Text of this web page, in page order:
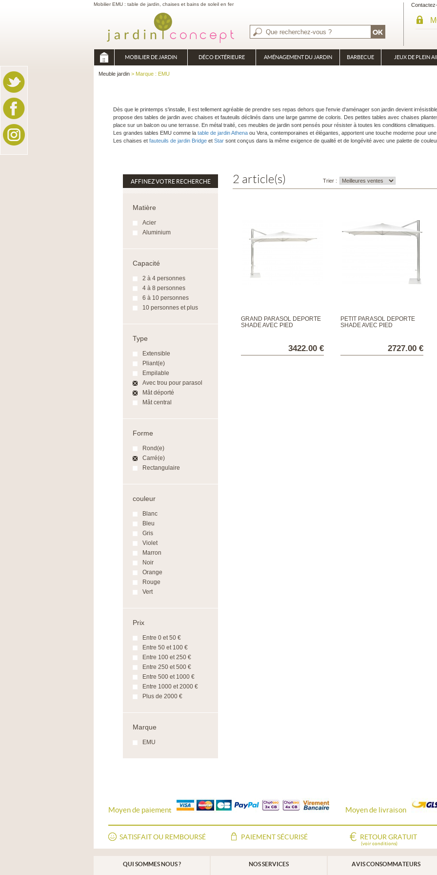
Mobilier EMU : table de jardin, chaises et bains de soleil en fer
MOBILIER DE JARDIN DÉCO EXTÉRIEURE AMÉNAGEMENT DU JARDIN BARBECUE JEUX DE PLEIN
Meuble jardin > Marque : EMU
Dès que le printemps s'installe, Il est tellement agréable de prendre ses repas dehors que l'envie d'aménager son jardin devient
propose des tables de jardin avec chaises et fauteuils déclinés dans une large gamme de coloris. Des petites tables avec chaises
place sur un balcon ou une terrasse. En métal traité, ces meubles de jardin sont pensés pour résister à toutes les conditions climatiques.
Les grandes tables EMU comme la table de jardin Athena ou Vera, contemporaines et élégantes, apportent une touche moderne pour
Les chaises et fauteuils de jardin Bridge et Star sont conçus dans la même exigence de qualité et de longévité avec une palette de
AFFINEZ VOTRE RECHERCHE
Matière
Acier
Aluminium
Capacité
2 à 4 personnes
4 à 8 personnes
6 à 10 personnes
10 personnes et plus
Type
Extensible
Pliant(e)
Empilable
Avec trou pour parasol
Mât déporté
Mât central
Forme
Rond(e)
Carré(e)
Rectangulaire
couleur
Blanc
Bleu
Gris
Violet
Marron
Noir
Orange
Rouge
Vert
Prix
Entre 0 et 50 €
Entre 50 et 100 €
Entre 100 et 250 €
Entre 250 et 500 €
Entre 500 et 1000 €
Entre 1000 et 2000 €
Plus de 2000 €
Marque
EMU
2 article(s) Trier :
GRAND PARASOL DÉPORTÉ
SHADE AVEC PIED
3422.00 €
PETIT PARASOL DÉPORTÉ
SHADE AVEC PIED
2727.00 €
Moyen de paiement Moyen de livraison
SATISFAIT OU REMBOURSÉ PAIEMENT SÉCURISÉ RETOUR GRATUIT
(voir conditions)
QUI SOMMES NOUS ? NOS SERVICES AVIS CONSOMMATEURS